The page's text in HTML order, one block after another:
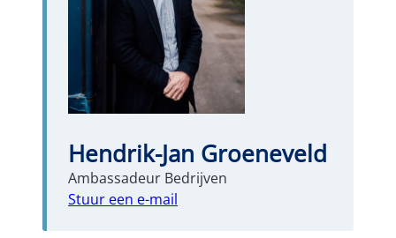
Hendrik-Jan Groeneveld
Ambassadeur Bedrijven
Stuur een e-mail